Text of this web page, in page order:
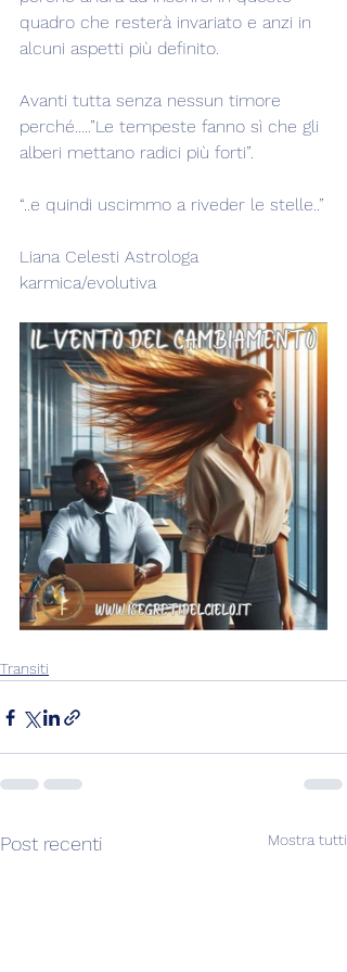
quadro che resterà invariato e anzi in
alcuni aspetti più definito.
Avanti tutta senza nessun timore
perché.....”Le tempeste fanno sì che gli
alberi mettano radici più forti”.
“..e quindi uscimmo a riveder le stelle..”
Liana Celesti Astrologa
karmica/evolutiva
Transiti
Post recenti Mostra tutti